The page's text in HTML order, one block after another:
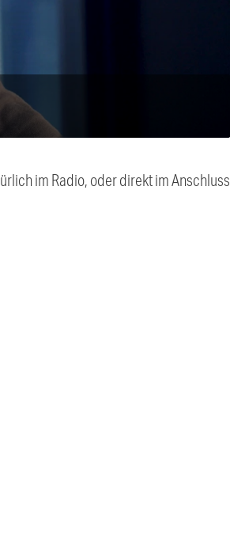
im Radio, oder direkt im Anschluss